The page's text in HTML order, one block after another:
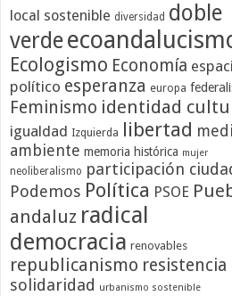
local sostenible diversidad doble
verde
Ecologismo Economía
político esperanza europa
Feminismo identidad
igualdad Izquierda libertad
ambiente memoria histórica mujer
neoliberalismo participación
Podemos Política PSOE
andaluz radical
democracia renovables
republicanismo resistencia
solidaridad urbanismo sostenible